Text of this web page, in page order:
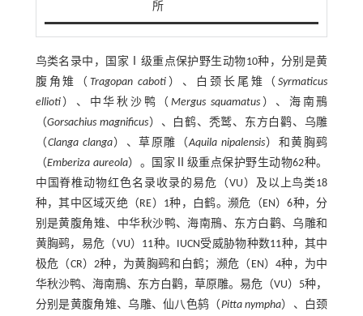
所
鸟类名录中，国家Ⅰ级重点保护野生动物10种，分别是黄
腹角雉（Tragopan caboti ）、白颈长尾雉（Syrmaticus
ellioti）、中华秋沙鸭（Mergus squamatus）、海南鳽
（Gorsachius magnificus）、白鹤、秃鹫、东方白鹳、乌雕
（Clanga clanga）、草原雕（Aquila nipalensis）和黄胸鹀
（Emberiza aureola）。国家Ⅱ级重点保护野生动物62种。
中国脊椎动物红色名录收录的易危（VU）及以上鸟类18
种，其中区域灭绝（RE）1种，白鹤。濒危（EN）6种，分
别是黄腹角雉、中华秋沙鸭、海南鳽、东方白鹳、乌雕和
黄胸鹀，易危（VU）11种。IUCN受威胁物种数11种，其中
极危（CR）2种，为黄胸鹀和白鹤；濒危（EN）4种，为中
华秋沙鸭、海南鳽、东方白鹳，草原雕。易危（VU）5种，
分别是黄腹角雉、乌雕、仙八色鸫（Pitta nympha）、白颈